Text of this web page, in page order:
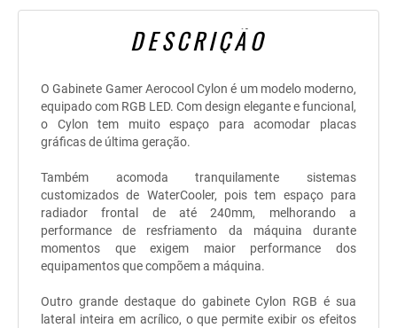
DESCRIÇÃO
O Gabinete Gamer Aerocool Cylon é um modelo moderno,
equipado com RGB LED. Com design elegante e funcional,
o Cylon tem muito espaço para acomodar placas
gráficas de última geração.
Também acomoda tranquilamente sistemas
customizados de WaterCooler, pois tem espaço para
radiador frontal de até 240mm, melhorando a
performance de resfriamento da máquina durante
momentos que exigem maior performance dos
equipamentos que compõem a máquina.
Outro grande destaque do gabinete Cylon RGB é sua
lateral inteira em acrílico, o que permite exibir os efeitos